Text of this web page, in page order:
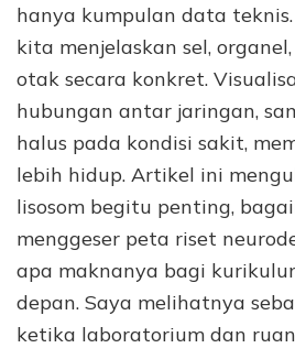
hanya kumpulan data
kita menjelaskan sel,
otak secara konkret.
hubungan antar jaringan,
halus pada kondisi sakit,
lebih hidup. Artikel ini
lisosom begitu penting,
menggeser peta riset
apa maknanya bagi
depan. Saya melihatnya
ketika laboratorium dan